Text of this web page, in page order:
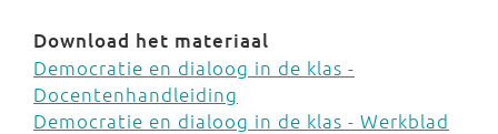
Download het materiaal
Democratie en dialoog in de klas -
Docentenhandleiding
Democratie en dialoog in de klas - Werkblad